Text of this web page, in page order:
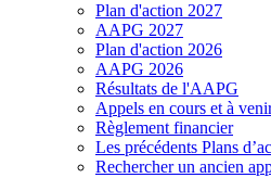
Plan d'action 2027
AAPG 2027
Plan d'action 2026
AAPG 2026
Résultats de l'AAPG
Appels en cours et à
Règlement financier
Les précédents Plans
Rechercher un ancien